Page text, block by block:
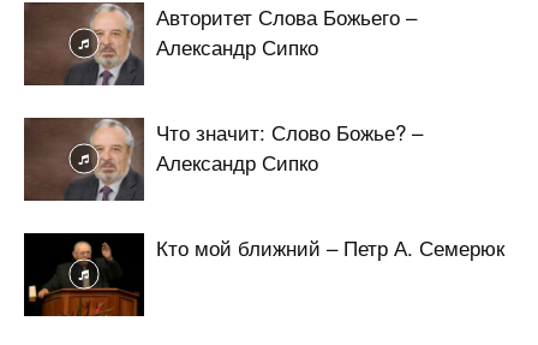
Авторитет Слова Божьего –
Александр Сипко
Что значит: Слово Божье? –
Александр Сипко
Кто мой ближний – Петр А. Семерюк